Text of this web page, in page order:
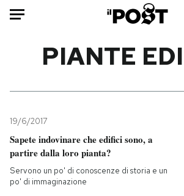
Mondo
Politica
Tecnologia
Internet
Ok
PIANTE
19/6/2017
Sapete indovinare che edifici sono, a
partire dalla loro pianta?
Servono un po' di conoscenze di storia e un
po' di immaginazione